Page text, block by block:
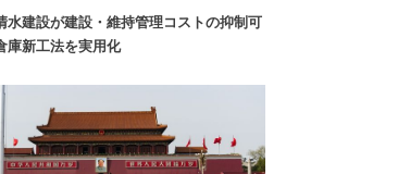
水建設が建設・維持管理コストの抑制可
庫新工法を実用化